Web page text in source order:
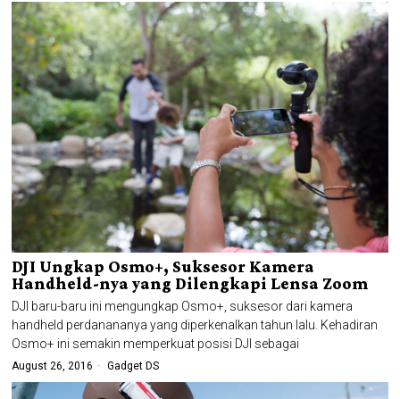
DJI Ungkap Osmo+, Suksesor Kamera
Handheld-nya yang Dilengkapi Lensa Zoom
DJI baru-baru ini mengungkap Osmo+, suksesor dari kamera
handheld perdanananya yang diperkenalkan tahun lalu. Kehadiran
Osmo+ ini semakin memperkuat posisi DJI sebagai
August 26, 2016 Gadget DS